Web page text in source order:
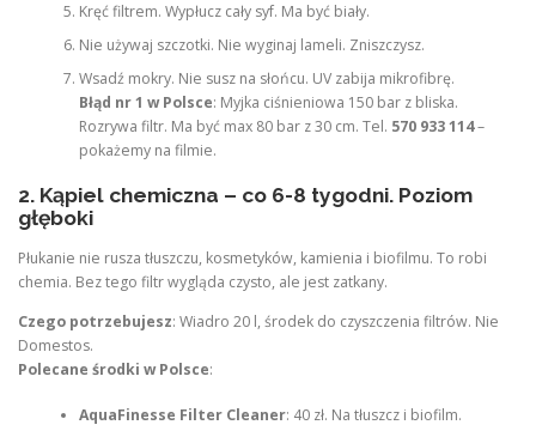
Kręć filtrem. Wypłucz cały syf. Ma być biały.
Nie używaj szczotki. Nie wyginaj lameli. Zniszczysz.
Wsadź mokry. Nie susz na słońcu. UV zabija mikrofibrę.
Błąd nr 1 w Polsce: Myjka ciśnieniowa 150 bar z bliska.
Rozrywa filtr. Ma być max 80 bar z 30 cm. Tel. 570 933 114–
pokażemy na filmie.
2. Kąpiel chemiczna – co 6-8 tygodni. Poziom
głęboki
Płukanie nie rusza tłuszczu, kosmetyków, kamienia i biofilmu. To robi
chemia. Bez tego filtr wygląda czysto, ale jest zatkany.
Czego potrzebujesz: Wiadro 20 l, środek do czyszczenia filtrów. Nie
Domestos.
Polecane środki w Polsce:
AquaFinesse Filter Cleaner: 40 zł. Na tłuszcz i biofilm.